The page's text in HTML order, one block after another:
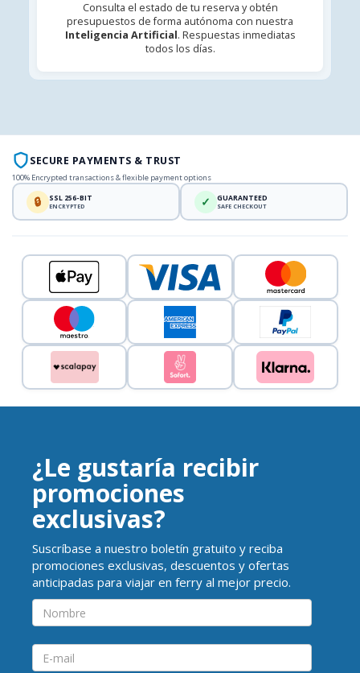
Consulta el estado de tu reserva y obtén
presupuestos de forma autónoma con nuestra
Inteligencia Artificial. Respuestas inmediatas
todos los días.
SECURE PAYMENTS & TRUST
100% Encrypted transactions & flexible payment options
🔒 SSL 256-BIT
ENCRYPTED ✓ GUARANTEED
SAFE CHECKOUT
¿Le gustaría recibir
promociones
exclusivas?
Suscríbase a nuestro boletín gratuito y reciba
promociones exclusivas, descuentos y ofertas
anticipadas para viajar en ferry al mejor precio.